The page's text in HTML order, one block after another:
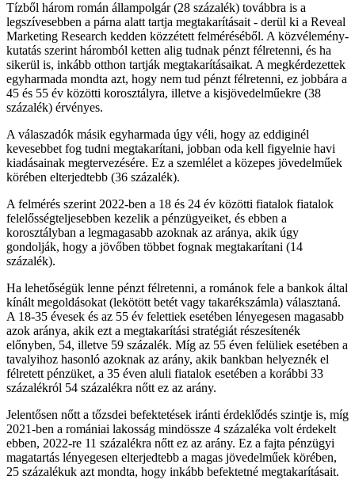
Tízből három román állampolgár (28 százalék) továbbra is a
legszívesebben a párna alatt tartja megtakarításait - derül ki a Reveal
Marketing Research kedden közzétett felméréséből. A közvélemény-
kutatás szerint háromból ketten alig tudnak pénzt félretenni, és ha
sikerül is, inkább otthon tartják megtakarításaikat. A megkérdezettek
egyharmada mondta azt, hogy nem tud pénzt félretenni, ez jobbára a
45 és 55 év közötti korosztályra, illetve a kisjövedelműekre (38
százalék) érvényes.
A válaszadók másik egyharmada úgy véli, hogy az eddiginél
kevesebbet fog tudni megtakarítani, jobban oda kell figyelnie havi
kiadásainak megtervezésére. Ez a szemlélet a közepes jövedelműek
körében elterjedtebb (36 százalék).
A felmérés szerint 2022-ben a 18 és 24 év közötti fiatalok fiatalok
felelősségteljesebben kezelik a pénzügyeiket, és ebben a
korosztályban a legmagasabb azoknak az aránya, akik úgy
gondolják, hogy a jövőben többet fognak megtakarítani (14
százalék).
Ha lehetőségük lenne pénzt félretenni, a románok fele a bankok által
kínált megoldásokat (lekötött betét vagy takarékszámla) választaná.
A 18-35 évesek és az 55 év felettiek esetében lényegesen magasabb
azok aránya, akik ezt a megtakarítási stratégiát részesítenék
előnyben, 54, illetve 59 százalék. Míg az 55 éven felüliek esetében a
tavalyihoz hasonló azoknak az arány, akik bankban helyeznék el
félretett pénzüket, a 35 éven aluli fiatalok esetében a korábbi 33
százalékról 54 százalékra nőtt ez az arány.
Jelentősen nőtt a tőzsdei befektetések iránti érdeklődés szintje is, míg
2021-ben a romániai lakosság mindössze 4 százaléka volt érdekelt
ebben, 2022-re 11 százalékra nőtt ez az arány. Ez a fajta pénzügyi
magatartás lényegesen elterjedtebb a magas jövedelműek körében,
25 százalékuk azt mondta, hogy inkább befektetné megtakarításait.